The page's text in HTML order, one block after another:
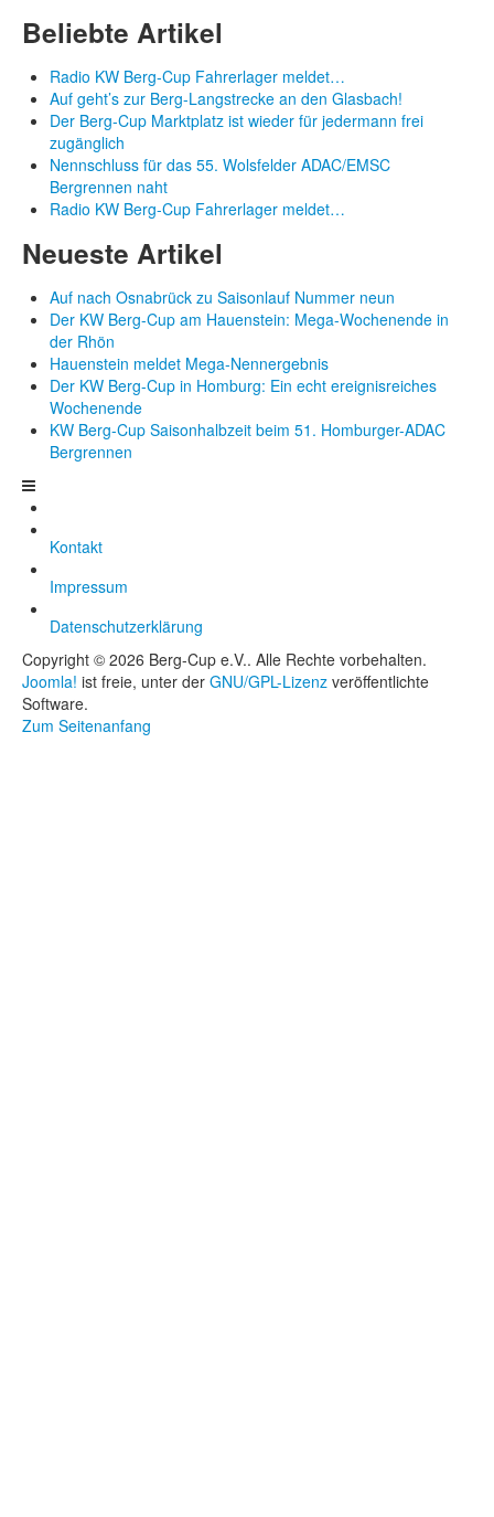
Beliebte Artikel
Radio KW Berg-Cup Fahrerlager meldet…
Auf geht’s zur Berg-Langstrecke an den Glasbach!
Der Berg-Cup Marktplatz ist wieder für jedermann frei
zugänglich
Nennschluss für das 55. Wolsfelder ADAC/EMSC
Bergrennen naht
Radio KW Berg-Cup Fahrerlager meldet…
Neueste Artikel
Auf nach Osnabrück zu Saisonlauf Nummer neun
Der KW Berg-Cup am Hauenstein: Mega-Wochenende in
der Rhön
Hauenstein meldet Mega-Nennergebnis
Der KW Berg-Cup in Homburg: Ein echt ereignisreiches
Wochenende
KW Berg-Cup Saisonhalbzeit beim 51. Homburger-ADAC
Bergrennen
Kontakt
Impressum
Datenschutzerklärung
Copyright © 2026 Berg-Cup e.V.. Alle Rechte vorbehalten.
Joomla! ist freie, unter der GNU/GPL-Lizenz veröffentlichte
Software.
Zum Seitenanfang